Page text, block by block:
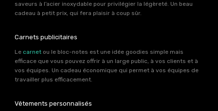
saveurs à l’acier inoxydable pour privilégier la légèreté. Un beau
cadeau à petit prix, qui fera plaisir à coup sûr.
Carnets publicitaires
Le carnet ou le bloc-notes est une idée goodies simple mais
efficace que vous pouvez offrir à un large public, à vos clients et à
vos équipes. Un cadeau économique qui permet à vos équipes de
travailler plus efficacement.
Vêtements personnalisés